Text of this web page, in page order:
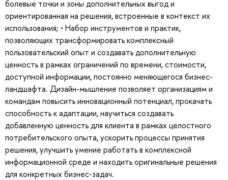
болевые точки и зоны дополнительных выгод и
ориентированная на решения, встроенные в контекст их
использования; • Набор инструментов и практик,
позволяющих трансформировать комплексный
пользовательский опыт и создавать дополнительную
ценность в рамках ограничений по времени, стоимости,
доступной информации, постоянно меняющегося бизнес-
ландшафта. Дизайн-мышление позволяет организациям и
командам повысить инновационный потенциал, прокачать
способность к адаптации, научиться создавать
добавленную ценность для клиента в рамках целостного
потребительского опыта, ускорить процессы принятия
решения, улучшить умение работать в комплексной
информационной среде и находить оригинальные решения
для конкретных бизнес-задач.